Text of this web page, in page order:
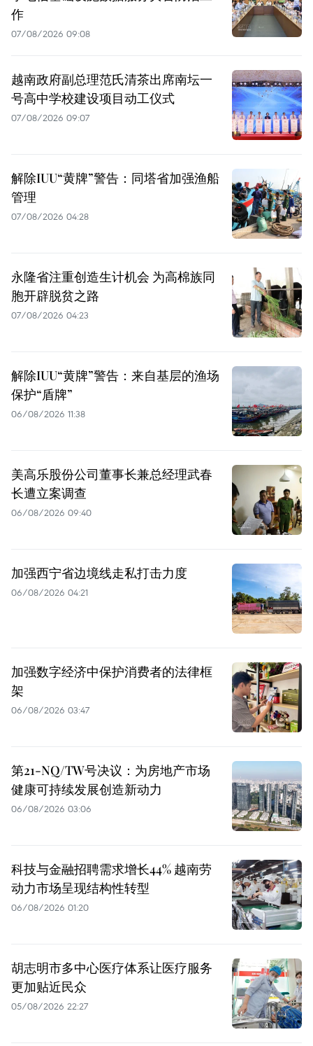
作
07/08/2026 09:08
越南政府副总理范氏清茶出席南坛一
号高中学校建设项目动工仪式
07/08/2026 09:07
解除IUU“黄牌”警告：同塔省加强渔船
管理
07/08/2026 04:28
永隆省注重创造生计机会 为高棉族同
胞开辟脱贫之路
07/08/2026 04:23
解除IUU“黄牌”警告：来自基层的渔场
保护“盾牌”
06/08/2026 11:38
美高乐股份公司董事长兼总经理武春
长遭立案调查
06/08/2026 09:40
加强西宁省边境线走私打击力度
06/08/2026 04:21
加强数字经济中保护消费者的法律框
架
06/08/2026 03:47
第21-NQ/TW号决议：为房地产市场
健康可持续发展创造新动力
06/08/2026 03:06
科技与金融招聘需求增长44% 越南劳
动力市场呈现结构性转型
06/08/2026 01:20
胡志明市多中心医疗体系让医疗服务
更加贴近民众
05/08/2026 22:27